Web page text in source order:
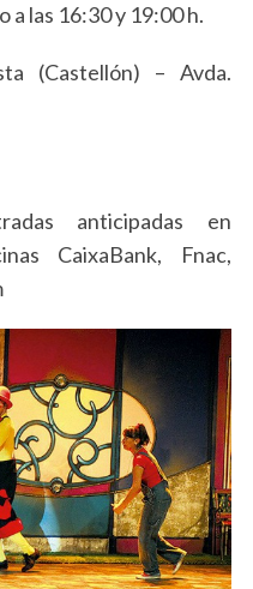
a las 16:30 y 19:00 h.
(Castellón) – Avda.
anticipadas en
CaixaBank, Fnac,